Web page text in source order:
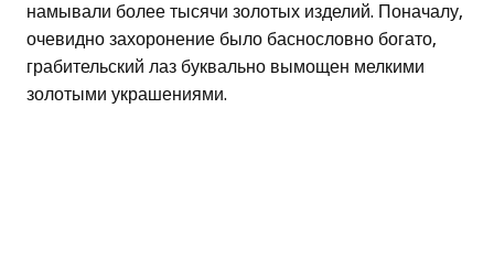
намывали более тысячи золотых изделий. Поначалу,
очевидно захоронение было баснословно богато,
грабительский лаз буквально вымощен мелкими
золотыми украшениями.